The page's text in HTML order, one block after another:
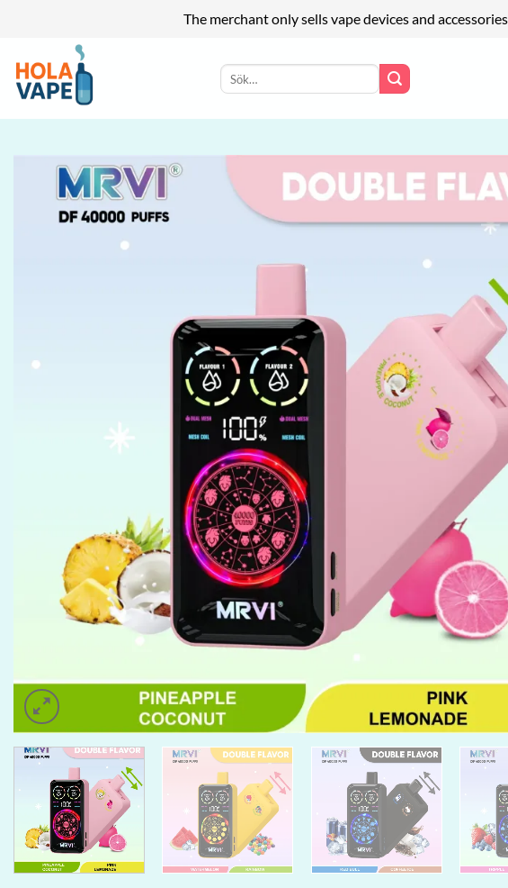
The merchant only sells vape devices and
content
Sök
efter: